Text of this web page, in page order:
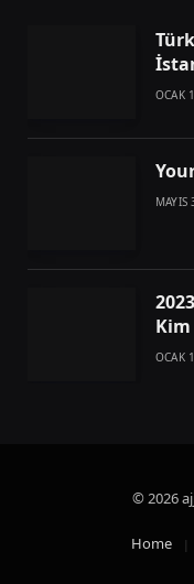
OCAK
MAYIS
Kim
OCAK
© 2026
Home